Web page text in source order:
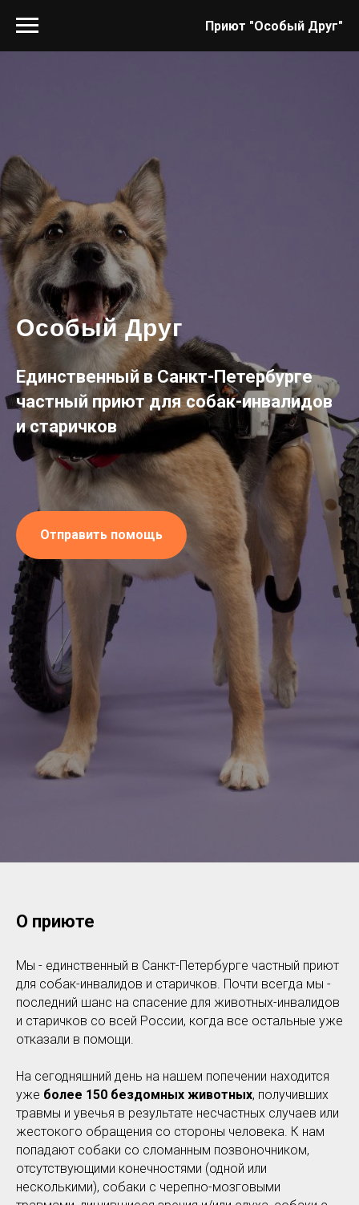
Приют "Особый Друг"
Особый Друг
Единственный в Санкт-Петербурге
частный приют для собак-инвалидов
и старичков
Отправить помощь
О приюте
Мы - единственный в Санкт-Петербурге частный приют
для собак-инвалидов и старичков. Почти всегда мы -
последний шанс на спасение для животных-инвалидов
и старичков со всей России, когда все остальные уже
отказали в помощи.
На сегодняшний день на нашем попечении находится
уже более 150 бездомных животных, получивших
травмы и увечья в результате несчастных случаев или
жестокого обращения со стороны человека. К нам
попадают собаки со сломанным позвоночником,
отсутствующими конечностями (одной или
несколькими), собаки с черепно-мозговыми